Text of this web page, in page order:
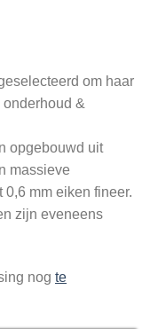
om haar
&
opgebouwd uit
massieve
mm eiken fineer.
zijn eveneens
nog te